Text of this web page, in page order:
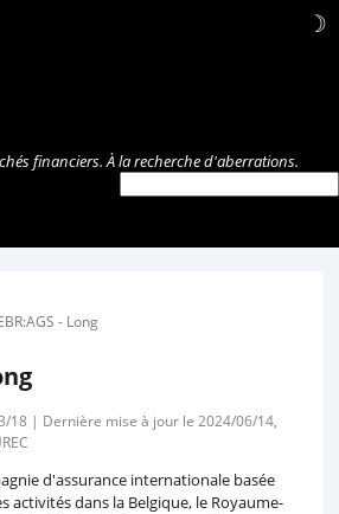
☽
financiers. À la recherche d'aberrations.
- Long
18 | Dernière mise à jour le 2024/06/14,
d'assurance internationale basée
activités dans la Belgique, le Royaume-